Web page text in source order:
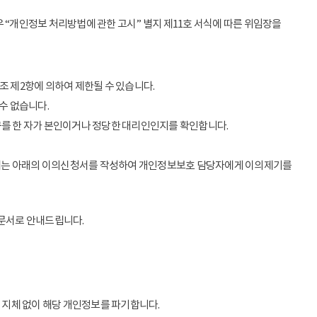
개인정보 처리방법에 관한 고시” 별지 제11호 서식에 따른 위임장을
제2항에 의하여 제한될 수 있습니다.
없습니다.
한 자가 본인이거나 정당한 대리인인지를 확인합니다.
아래의 이의신청서를 작성하여 개인정보보호 담당자에게 이의제기를
서로 안내드립니다.
체 없이 해당 개인정보를 파기합니다.